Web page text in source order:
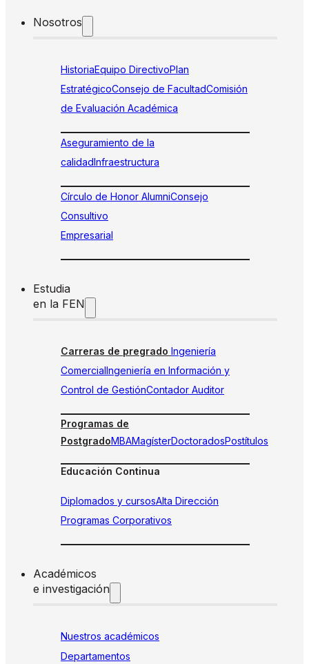
Nosotros
HistoriaEquipo DirectivoPlan
EstratégicoConsejo de FacultadComisión
de Evaluación Académica
Aseguramiento de la
calidadInfraestructura
Círculo de Honor AlumniConsejo
Consultivo
Empresarial
Estudia
en la FEN
Carreras de pregrado Ingeniería
ComercialIngeniería en Información y
Control de GestiónContador Auditor
Programas de
PostgradoMBAMagísterDoctoradosPostítulos
Educación Continua
Diplomados y cursosAlta Dirección
Programas Corporativos
Académicos
e investigación
Nuestros académicos
Departamentos